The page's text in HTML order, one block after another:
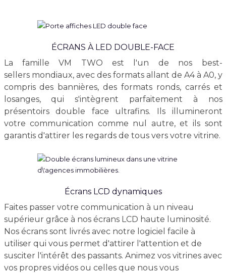
ÉCRANS À LED DOUBLE-FACE
La famille VM TWO est l'un de nos best-
sellers mondiaux, avec des formats allant de A4 à A0, y
compris des bannières, des formats ronds, carrés et
losanges, qui s'intègrent parfaitement à nos
présentoirs double face ultrafins. Ils illumineront
votre communication comme nul autre, et ils sont
garantis d'attirer les regards de tous vers votre vitrine.
Écrans LCD dynamiques
Faites passer votre communication à un niveau
supérieur grâce à nos écrans LCD haute luminosité.
Nos écrans sont livrés avec notre logiciel facile à
utiliser qui vous permet d'attirer l'attention et de
susciter l'intérêt des passants. Animez vos vitrines avec
vos propres vidéos ou celles que nous vous